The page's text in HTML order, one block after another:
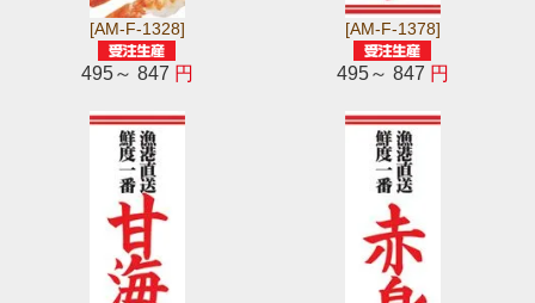
[AM-F-1328]
495～ 847 円
[AM-F-1378]
495～ 847 円